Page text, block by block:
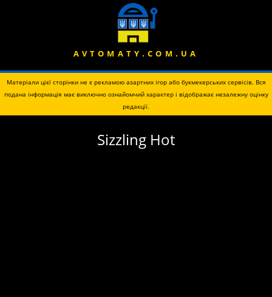
AVTOMATY.COM.UA
Матеріали цієї сторінки не є рекламою азартних ігор або букмекерських сервісів. Вся
подана інформація має виключно ознайомчий характер і відображає незалежну оцінку
редакції.
Sizzling Hot